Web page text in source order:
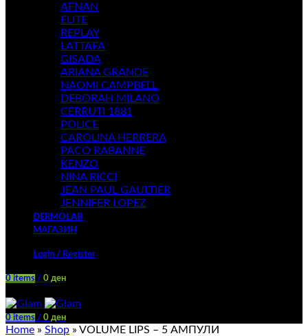
AFNAN
ELITE
REPLAY
LATTAFA
GISADA
ARIANA GRANDE
NAOMI CAMPBELL
DEBORAH MILANO
CERRUTI 1881
POLICE
CAROLINA HERRERA
PACO RABANNE
KENZO
NINA RICCI
JEAN PAUL GAULTIER
JENNIFER LOPEZ
DERMOLAB
МАГАЗИН
Login / Register
0 items / 0 ден
0 items / 0 ден
Home » Shop » VOLUME LIPS – 5 АМПУЛИ